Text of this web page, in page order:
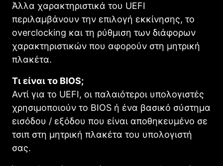
Άλλα χαρακτηριστικά του UEFI
περιλαμβάνουν την επιλογή εκκίνησης, το
overclocking και τη ρύθμιση των διάφορων
χαρακτηριστικών που αφορούν στη μητρική
πλακέτα.
Τι είναι το BIOS;
Αντί για το UEFI, οι παλαιότεροι υπολογιστές
χρησιμοποιούν το BIOS ή ένα βασικό σύστημα
εισόδου / εξόδου που είναι αποθηκευμένο σε
τσιπ στη μητρική πλακέτα του υπολογιστή
σας.